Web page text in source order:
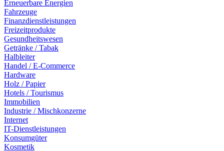
Erneuerbare Energien
Fahrzeuge
Finanzdienstleistungen
Freizeitprodukte
Gesundheitswesen
Getränke / Tabak
Halbleiter
Handel / E-Commerce
Hardware
Holz / Papier
Hotels / Tourismus
Immobilien
Industrie / Mischkonzerne
Internet
IT-Dienstleistungen
Konsumgüter
Kosmetik